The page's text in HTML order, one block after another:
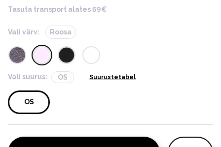
Tasuta transport alates 69€
Vali värv: Roosa
Vali suurus: OS Suurustetabel
OS